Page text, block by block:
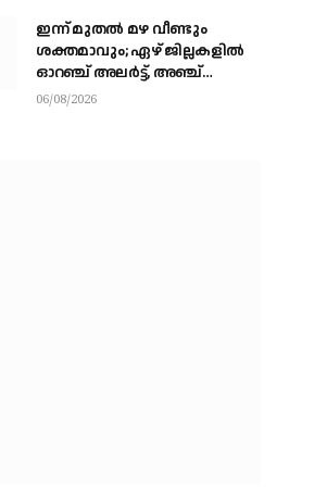
ഇന്ന് മുതല്‍ മഴ വീണ്ടും
ശക്തമാവും; ഏഴ് ജില്ലകളില്‍
ഓറഞ്ച് അലര്‍ട്ട്, അഞ്ച്
താലൂക്കുകളില്‍ അവധി
06/08/2026